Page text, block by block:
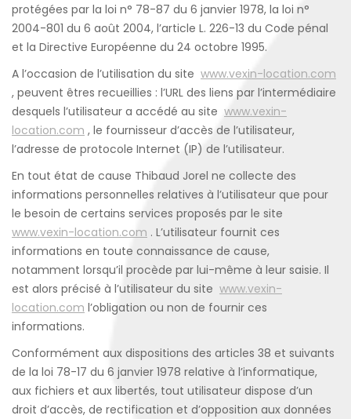
protégées par la loi n° 78-87 du 6 janvier 1978, la loi n°
2004-801 du 6 août 2004, l’article L. 226-13 du Code pénal
et la Directive Européenne du 24 octobre 1995.
A l’occasion de l’utilisation du site www.vexin-location.com
, peuvent êtres recueillies : l’URL des liens par l’intermédiaire
desquels l’utilisateur a accédé au site www.vexin-
location.com , le fournisseur d’accès de l’utilisateur,
l’adresse de protocole Internet (IP) de l’utilisateur.
En tout état de cause Thibaud Jorel ne collecte des
informations personnelles relatives à l’utilisateur que pour
le besoin de certains services proposés par le site
www.vexin-location.com . L’utilisateur fournit ces
informations en toute connaissance de cause,
notamment lorsqu’il procède par lui-même à leur saisie. Il
est alors précisé à l’utilisateur du site www.vexin-
location.com l’obligation ou non de fournir ces
informations.
Conformément aux dispositions des articles 38 et suivants
de la loi 78-17 du 6 janvier 1978 relative à l’informatique,
aux fichiers et aux libertés, tout utilisateur dispose d’un
droit d’accès, de rectification et d’opposition aux données